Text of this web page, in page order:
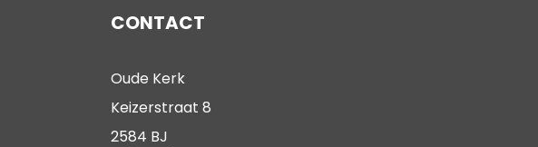
CONTACT
Oude Kerk
Keizerstraat 8
2584 BJ